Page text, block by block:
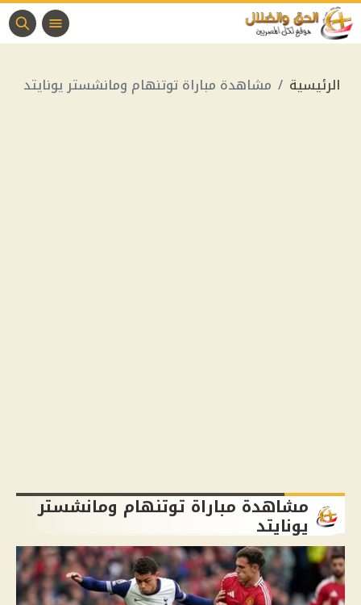
الرئيسية مشاهدة مباراة توتنهام ومانشستر يونايتد
مشاهدة مباراة توتنهام ومانشستر
يونايتد